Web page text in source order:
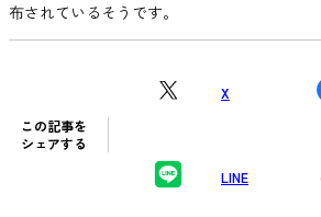
布されているそうです。
この記事を
シェアする
X
LINE